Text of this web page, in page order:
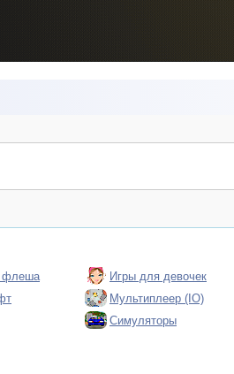
флеша Игры для девочек
Мультиплеер (IO)
Симуляторы